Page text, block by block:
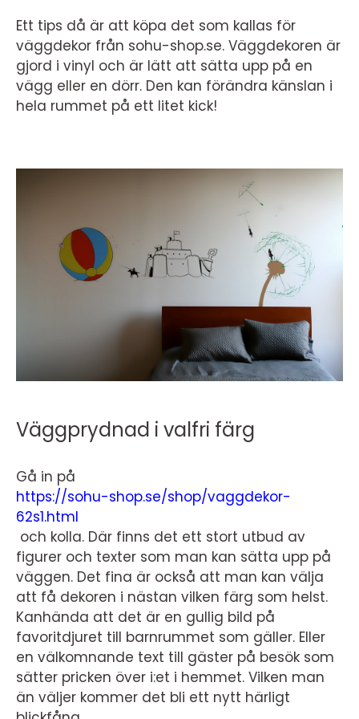
Ett tips då är att köpa det som kallas för
väggdekor från sohu-shop.se. Väggdekoren är
gjord i vinyl och är lätt att sätta upp på en
vägg eller en dörr. Den kan förändra känslan i
hela rummet på ett litet kick!
Väggprydnad i valfri färg
Gå in på
https://sohu-shop.se/shop/vaggdekor-
62s1.html
och kolla. Där finns det ett stort utbud av
figurer och texter som man kan sätta upp på
väggen. Det fina är också att man kan välja
att få dekoren i nästan vilken färg som helst.
Kanhända att det är en gullig bild på
favoritdjuret till barnrummet som gäller. Eller
en välkomnande text till gäster på besök som
sätter pricken över i:et i hemmet. Vilken man
än väljer kommer det bli ett nytt härligt